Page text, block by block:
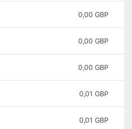
0,00 GBP
0,00 GBP
0,00 GBP
0,01 GBP
0,01 GBP